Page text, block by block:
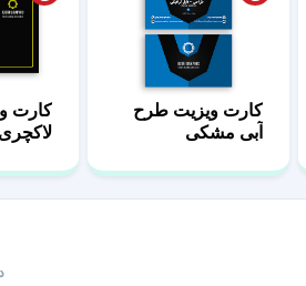
کارت ویزیت طرح
آبی مشکی
کارت